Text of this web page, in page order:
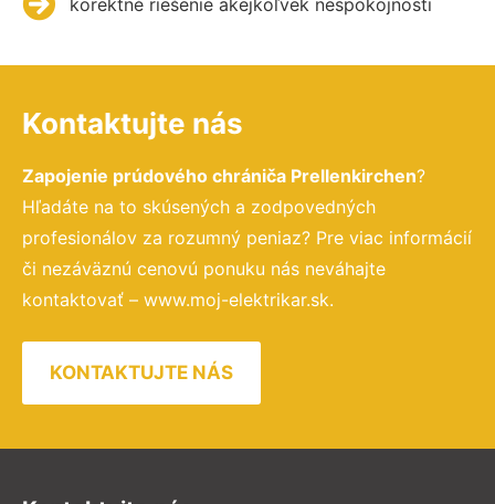
Kontaktujte nás
Zapojenie prúdového chrániča Prellenkirchen?
Hľadáte na to skúsených a zodpovedných
profesionálov za rozumný peniaz? Pre viac informácií
či nezáväznú cenovú ponuku nás neváhajte
kontaktovať – www.moj-elektrikar.sk.
KONTAKTUJTE NÁS